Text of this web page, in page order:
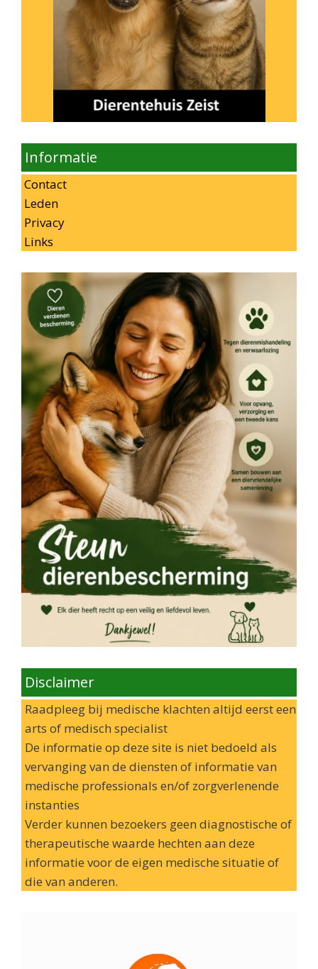
Informatie
Contact
Leden
Privacy
Links
Disclaimer
Raadpleeg bij medische klachten altijd eerst een
arts of medisch specialist
De informatie op deze site is niet bedoeld als
vervanging van de diensten of informatie van
medische professionals en/of zorgverlenende
instanties
Verder kunnen bezoekers geen diagnostische of
therapeutische waarde hechten aan deze
informatie voor de eigen medische situatie of
die van anderen.